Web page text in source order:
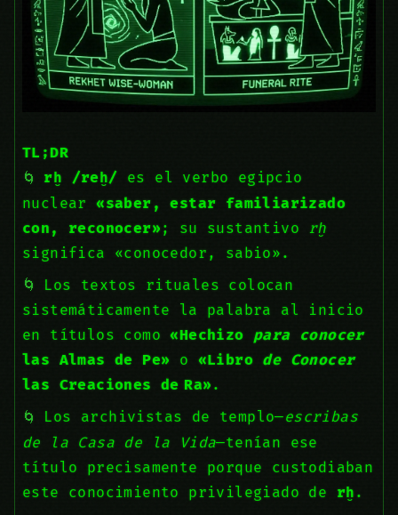
TL;DR
rḫ /reḫ/ es el verbo egipcio
nuclear«saber, estar familiarizado
con, reconocer» ; su sustantivo rḫ
significa «conocedor, sabio».
Los textos rituales colocan
sistemáticamente la palabra al inicio
en títulos como«Hechizopara conocer
las Almas de Pe» o «Libro de Conocer
las Creaciones de Ra» .
Los archivistas de templo—escribas
de la Casa de la Vida—tenían ese
título precisamente porque custodiaban
este conocimiento privilegiado de rḫ .